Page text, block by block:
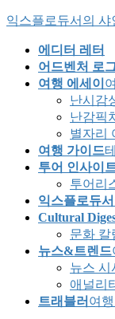
Skip
content
Skip
Navigation
익스플로듀서의 샤
에디터 레터
어드벤처 로
여행 에세이
난시감
난감픽
별자리
여행 가이드
투어 인사이
투어리
익스플로듀서
Cultural
문화 칼
뉴스&트렌드
뉴스 시
애널리
트래블러 여